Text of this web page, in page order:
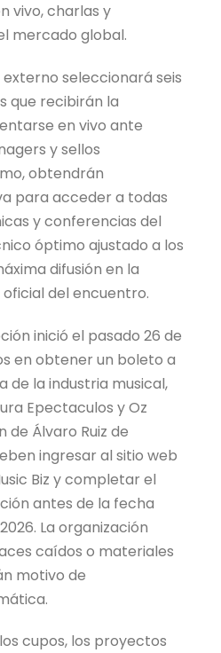
vivo, charlas y
mercado global.
seleccionará seis
que recibirán la
en vivo ante
y sellos
obtendrán
para acceder a todas
y conferencias del
óptimo ajustado a los
difusión en la
del encuentro.
inició el pasado 26 de
en obtener un boleto a
de la industria musical,
Epectaculos y Oz
de Álvaro Ruiz de
ingresar al sitio web
Biz y completar el
antes de la fecha
La organización
caídos o materiales
motivo de
cupos, los proyectos